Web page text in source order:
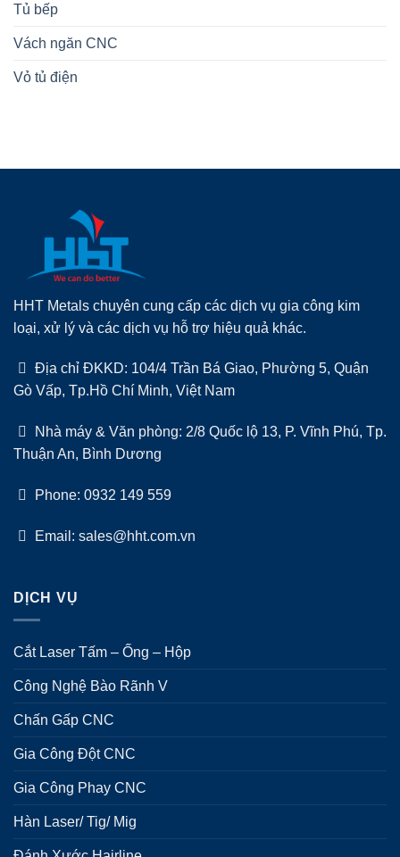
Tủ bếp
Vách ngăn CNC
Vỏ tủ điện
HHT Metals chuyên cung cấp các dịch vụ gia công kim
loại, xử lý và các dịch vụ hỗ trợ hiệu quả khác.
Địa chỉ ĐKKD: 104/4 Trần Bá Giao, Phường 5, Quận
Gò Vấp, Tp.Hồ Chí Minh, Việt Nam
Nhà máy & Văn phòng: 2/8 Quốc lộ 13, P. Vĩnh Phú, Tp.
Thuận An, Bình Dương
Phone: 0932 149 559
Email: sales@hht.com.vn
DỊCH VỤ
Cắt Laser Tấm – Ống – Hộp
Công Nghệ Bào Rãnh V
Chấn Gấp CNC
Gia Công Đột CNC
Gia Công Phay CNC
Hàn Laser/ Tig/ Mig